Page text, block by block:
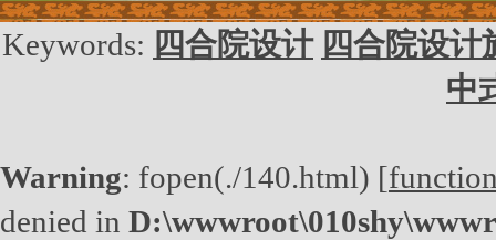
Keywords: 四合院设计 四合院设计
中
Warning: fopen(./140.html) [
denied in